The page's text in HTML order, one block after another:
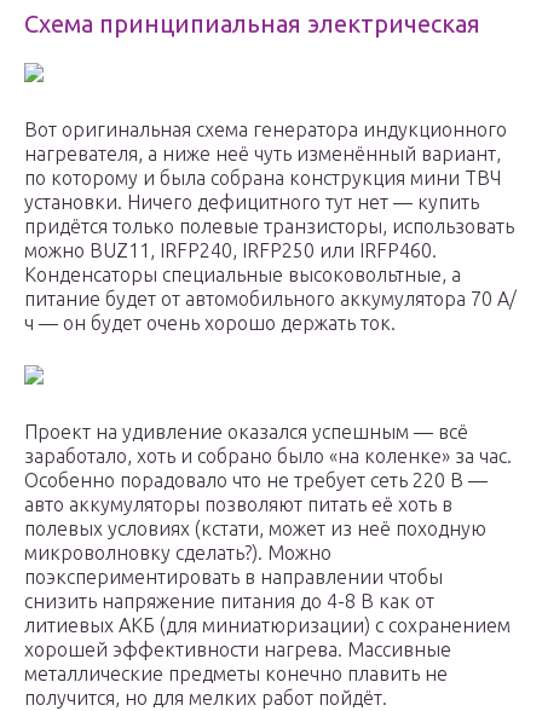
Схема принципиальная электрическая
Вот оригинальная схема генератора индукционного
нагревателя, а ниже неё чуть изменённый вариант,
по которому и была собрана конструкция мини ТВЧ
установки. Ничего дефицитного тут нет — купить
придётся только полевые транзисторы, использовать
можно BUZ11, IRFP240, IRFP250 или IRFP460.
Конденсаторы специальные высоковольтные, а
питание будет от автомобильного аккумулятора 70 А/
ч — он будет очень хорошо держать ток.
Проект на удивление оказался успешным — всё
заработало, хоть и собрано было «на коленке» за час.
Особенно порадовало что не требует сеть 220 В —
авто аккумуляторы позволяют питать её хоть в
полевых условиях (кстати, может из неё походную
микроволновку сделать?). Можно
поэкспериментировать в направлении чтобы
снизить напряжение питания до 4-8 В как от
литиевых АКБ (для миниатюризации) с сохранением
хорошей эффективности нагрева. Массивные
металлические предметы конечно плавить не
получится, но для мелких работ пойдёт.